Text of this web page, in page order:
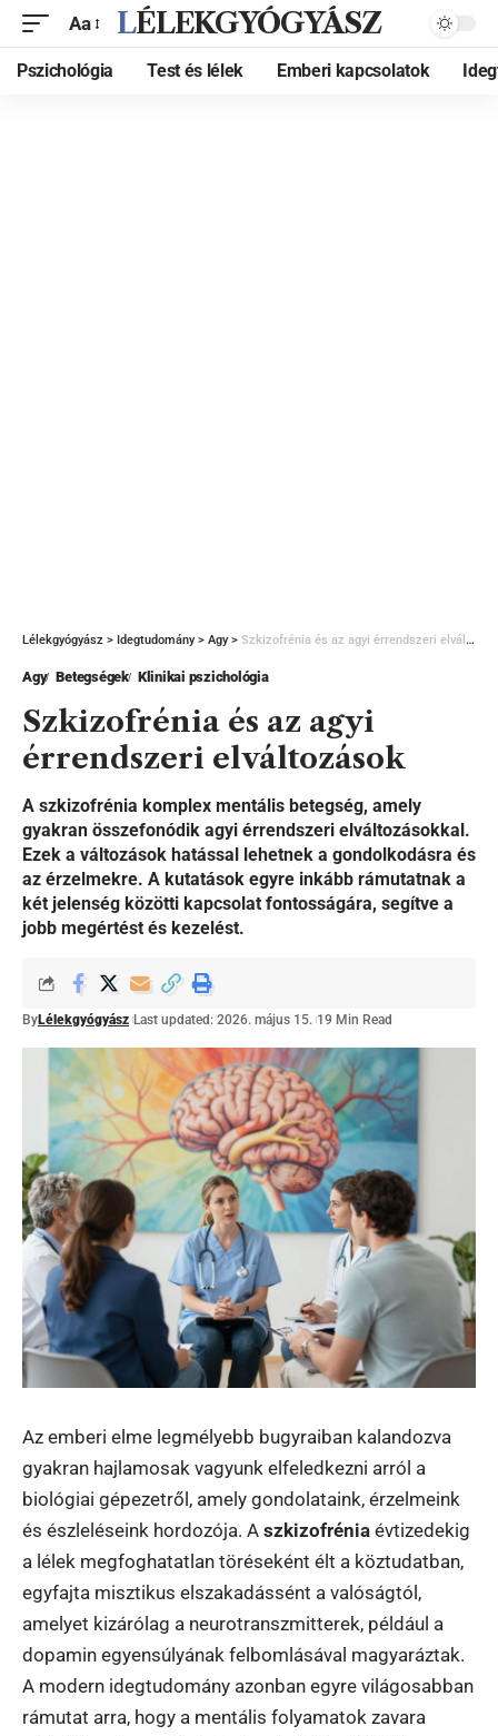
Aa LÉLEKGYÓGYÁSZ
Pszichológia Test és lélek Emberi kapcsolatok
Lélekgyógyász > Idegtudomány> Agy> Szkizofrénia és az agyi érrendszeri elváltozások
Agy Betegségek Klinikai pszichológia
Szkizofrénia és az agyi
érrendszeri elváltozások
A szkizofrénia komplex mentális betegség, amely
gyakran összefonódik agyi érrendszeri elváltozásokkal.
Ezek a változások hatással lehetnek a gondolkodásra és
az érzelmekre. A kutatások egyre inkább rámutatnak a
két jelenség közötti kapcsolat fontosságára, segítve a
jobb megértést és kezelést.
ByLélekgyógyász Last updated: 2026. május 15. 19 Min Read
Az emberi elme legmélyebb bugyraiban kalandozva
gyakran hajlamosak vagyunk elfeledkezni arról a
biológiai gépezetről, amely gondolataink, érzelmeink
és észleléseink hordozója. A szkizofrénia évtizedekig
a lélek megfoghatatlan töréseként élt a köztudatban,
egyfajta misztikus elszakadássént a valóságtól,
amelyet kizárólag a neurotranszmitterek, például a
dopamin egyensúlyának felbomlásával magyaráztak.
A modern idegtudomány azonban egyre világosabban
rámutat arra, hogy a mentális folyamatok zavara